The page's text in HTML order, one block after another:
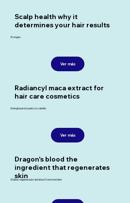
Scalp health why it
determines your hair results
El origen.
Ver más
Radiancyl maca extract for
hair care cosmetics
Energía para tu piel y tu cabello
Ver más
Dragon's blood the
ingredient that regenerates
skin
El látex regenerador del árbol Croton lechleri.